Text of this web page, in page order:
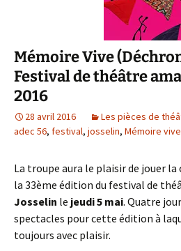
Mémoire Vive
Festival de théâtre
2016
28 avril 2016 Les pièces de
adec 56, festival, josselin, Mémoire vive
La troupe aura le plaisir de jouer la
la 33ème édition du festival de
Josselin le jeudi 5 mai. Quatre
spectacles pour cette édition à
toujours avec plaisir.